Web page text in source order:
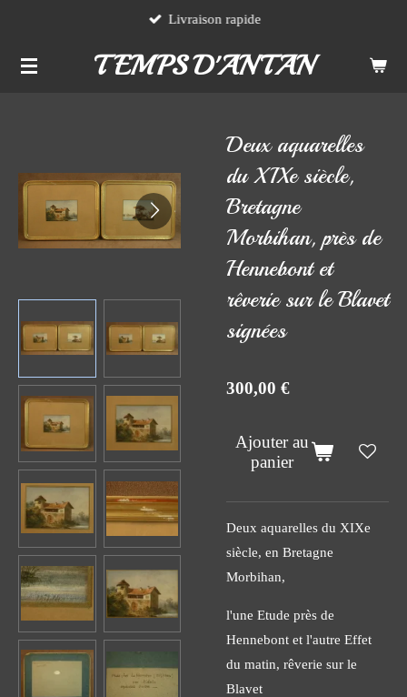
contenu
TEMPS D'ANTAN
Livraison rapide
Deux aquarelles
du XIXe siècle,
Bretagne
Morbihan, près de
Hennebont et
rêverie sur le Blavet
signées
300,00 €
Ajouter au
panier
Deux aquarelles du XIXe
siècle, en Bretagne
Morbihan,
l'une Etude près de
Hennebont et l'autre Effet
du matin, rêverie sur le
Blavet